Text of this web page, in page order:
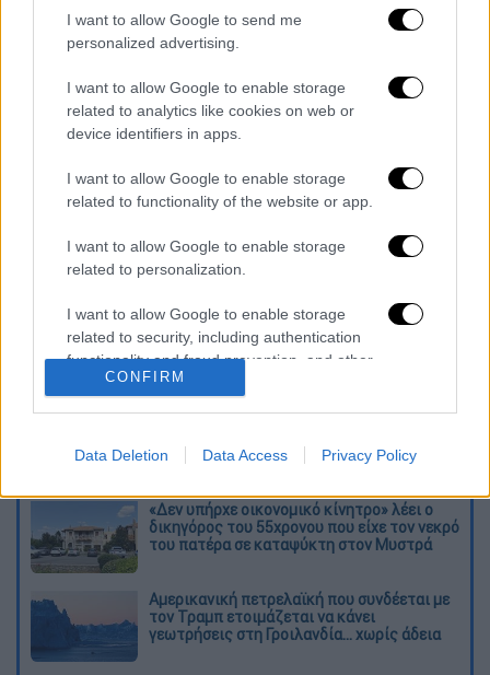
I want to allow Google to send me
personalized advertising.
I want to allow Google to enable storage
related to analytics like cookies on web or
device identifiers in apps.
I want to allow Google to enable storage
related to functionality of the website or app.
I want to allow Google to enable storage
related to personalization.
I want to allow Google to enable storage
related to security, including authentication
functionality and fraud prevention, and other
user protection.
CONFIRM
Data Deletion Data Access Privacy Policy
καταχώρηση
Διαβάστε ακόμη
Kadebostany στο ethnos.gr: «Κάποτε
πίστευα ότι το να είσαι outsider ήταν
αδυναμία, τώρα το βλέπω ως δύναμη»
«Χωρίς σκηνές και κουβέρτες σε ακραίες
χιλιάδες μετανάστες στη Θέουτα
«Δεν υπήρχε οικονομικό κίνητρο» λέει ο
δικηγόρος του 55χρονου που είχε τον νεκρό
του πατέρα σε καταψύκτη στον Μυστρά
Αμερικανική πετρελαϊκή που συνδέεται με
τον Τραμπ ετοιμάζεται να κάνει
γεωτρήσεις στη Γροιλανδία... χωρίς άδεια